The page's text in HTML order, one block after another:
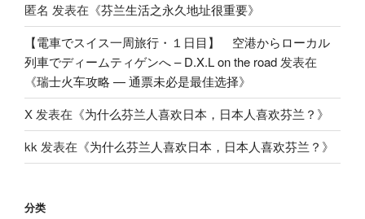
匿名 发表在《芬兰生活之永久地址很重要》
【電車でスイス一周旅行・１日目】 空港からローカル
列車でディームティゲンへ – D.X.L on the road 发表在
《瑞士火车攻略 — 通票未必是最佳选择》
X 发表在《为什么芬兰人喜欢日本，日本人喜欢芬兰？ 》
kk 发表在《为什么芬兰人喜欢日本，日本人喜欢芬兰？ 》
分类